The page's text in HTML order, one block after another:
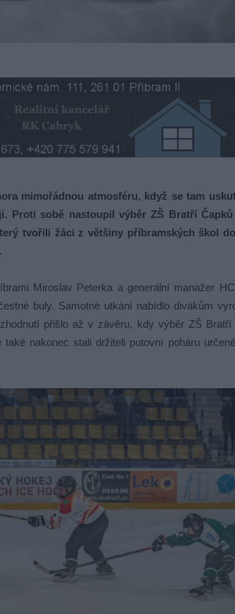
mimořádnou atmosféru, když se tam
Proti sobě nastoupil výběr ZŠ Bratří
tvořili žáci z většiny příbramských škol
Miroslav Peterka a generální manažer
buly. Samotné utkání nabídlo divákům
přišlo až v závěru, kdy výběr ZŠ Bratří
nakonec stali držiteli putovní poháru